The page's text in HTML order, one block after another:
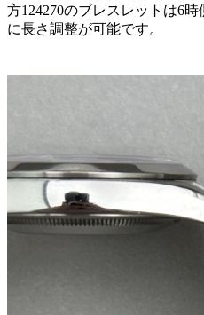
方124270のブレスレットは6
に長さ調整が可能です。